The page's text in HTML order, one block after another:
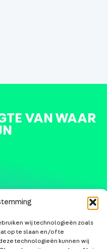
wij technologieën zoals
op te slaan en/of te
technologieën kunnen wij
VAN WAAR